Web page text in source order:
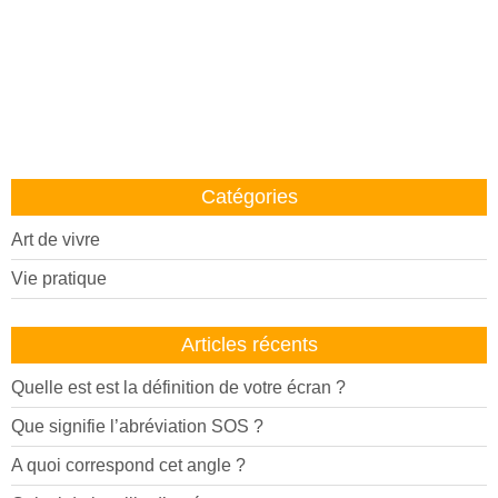
Catégories
Art de vivre
Vie pratique
Articles récents
Quelle est est la définition de votre écran ?
Que signifie l’abréviation SOS ?
A quoi correspond cet angle ?